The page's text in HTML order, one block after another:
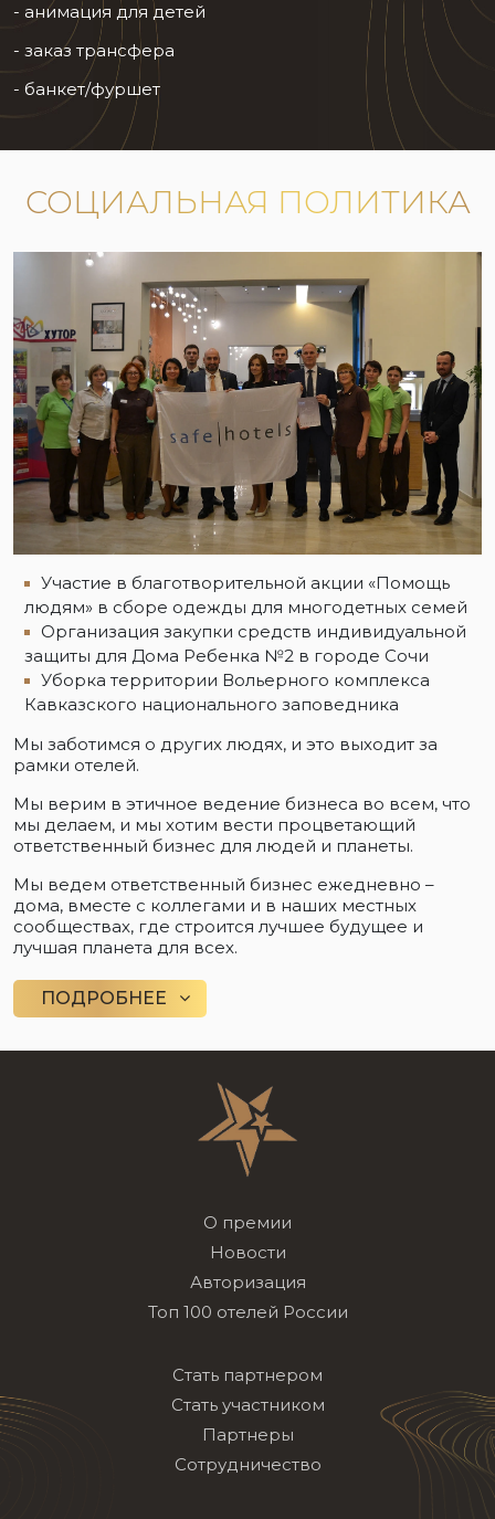
- анимация для детей
- заказ трансфера
- банкет/фуршет
СОЦИАЛЬНАЯ ПОЛИТИКА
Участие в благотворительной акции «Помощь
людям» в сборе одежды для многодетных семей
Организация закупки средств индивидуальной
защиты для Дома Ребенка №2 в городе Сочи
Уборка территории Вольерного комплекса
Кавказского национального заповедника
Мы заботимся о других людях, и это выходит за
рамки отелей.
Мы верим в этичное ведение бизнеса во всем, что
мы делаем, и мы хотим вести процветающий
ответственный бизнес для людей и планеты.
Мы ведем ответственный бизнес ежедневно –
дома, вместе с коллегами и в наших местных
сообществах, где строится лучшее будущее и
лучшая планета для всех.
ПОДРОБНЕЕ
О премии
Новости
Авторизация
Топ 100 отелей России
Стать партнером
Стать участником
Партнеры
Сотрудничество